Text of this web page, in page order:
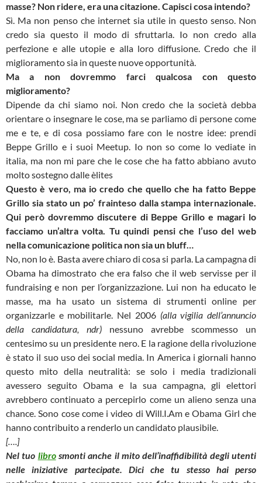
masse? Non ridere, era una citazione. Capisci cosa intendo?
Sì. Ma non penso che internet sia utile in questo senso. Non
credo sia questo il modo di sfruttarla. Io non credo alla
perfezione e alle utopie e alla loro diffusione. Credo che il
miglioramento sia in queste nuove opportunità.
Ma a non dovremmo farci qualcosa con questo
miglioramento?
Dipende da chi siamo noi. Non credo che la società debba
orientare o insegnare le cose, ma se parliamo di persone come
me e te, e di cosa possiamo fare con le nostre idee: prendi
Beppe Grillo e i suoi Meetup. Io non so come lo vediate in
italia, ma non mi pare che le cose che ha fatto abbiano avuto
molto sostegno dalle èlites
Questo è vero, ma io credo che quello che ha fatto Beppe
Grillo sia stato un po’ frainteso dalla stampa internazionale.
Qui però dovremmo discutere di Beppe Grillo e magari lo
facciamo un’altra volta. Tu quindi pensi che l’uso del web
nella comunicazione politica non sia un bluff…
No, non lo è. Basta avere chiaro di cosa si parla. La campagna di
Obama ha dimostrato che era falso che il web servisse per il
fundraising e non per l’organizzazione. Lui non ha educato le
masse, ma ha usato un sistema di strumenti online per
organizzarle e mobilitarle. Nel 2006 (alla vigilia dell’annuncio
della candidatura, ndr) nessuno avrebbe scommesso un
centesimo su un presidente nero. E la ragione della rivoluzione
è stato il suo uso dei social media. In America i giornali hanno
questo mito della neutralità: se solo i media tradizionali
avessero seguito Obama e la sua campagna, gli elettori
avrebbero continuato a percepirlo come un alieno senza una
chance. Sono cose come i video di Will.I.Am e Obama Girl che
hanno contribuito a renderlo un candidato plausibile.
[….]
Nel tuo librosmonti anche il mito dell’inaffidibilità degli utenti
nelle iniziative partecipate. Dici che tu stesso hai perso